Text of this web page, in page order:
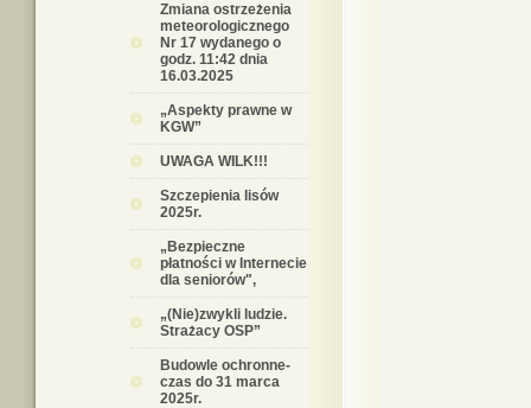
Zmiana ostrzeżenia
meteorologicznego
Nr 17 wydanego o
godz. 11:42 dnia
16.03.2025
„Aspekty prawne w
KGW”
UWAGA WILK!!!
Szczepienia lisów
2025r.
„Bezpieczne
płatności w Internecie
dla seniorów",
„(Nie)zwykli ludzie.
Strażacy OSP”
Budowle ochronne-
czas do 31 marca
2025r.